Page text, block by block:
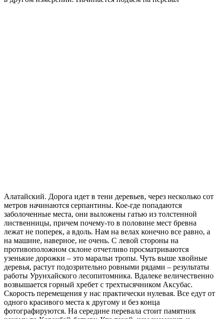
Алатайский. Дорога идет в тени деревьев, через несколько сот
метров начинаются серпантины. Кое-где попадаются
заболоченные места, они выложены гатью из толстенной
лиственницы, причем почему-то в половине мест бревна
лежат не поперек, а вдоль. Нам на велах конечно все равно, а
на машине, наверное, не очень. С левой стороны на
противоположном склоне отчетливо просматриваются
узенькие дорожки – это маральи тропы. Чуть выше хвойные
деревья, растут подозрительно ровными рядами – результаты
работы Урунхайского лесопитомника. Вдалеке величественно
возвышается горный хребет с трехтысячником Аксубас.
Скорость перемещения у нас практически нулевая. Все едут от
одного красивого места к другому и без конца
фотографируются. На середине перевала стоит памятник